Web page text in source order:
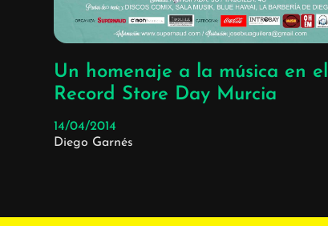
Un homenaje a la música en el
Record Store Day Murcia
14/04/2014
Diego Garnés